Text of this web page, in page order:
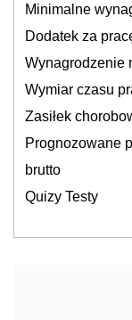
Minimalne
Dodatek za
Wynagrodzenie
Wymiar czasu
Zasiłek
Prognozowane
brutto
Quizy Testy